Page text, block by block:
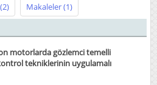
(2) Makaleler(1)
motorlarda gözlemci temelli
tekniklerinin uygulamalı